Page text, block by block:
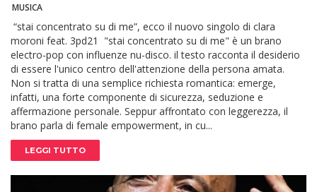
MUSICA
“stai concentrato su di me”, ecco il nuovo singolo di clara
moroni feat. 3pd21 "stai concentrato su di me" è un brano
electro-pop con influenze nu-disco. il testo racconta il desiderio
di essere l'unico centro dell'attenzione della persona amata.
Non si tratta di una semplice richiesta romantica: emerge,
infatti, una forte componente di sicurezza, seduzione e
affermazione personale. Seppur affrontato con leggerezza, il
brano parla di female empowerment, in cu...
LEGGI TUTTO